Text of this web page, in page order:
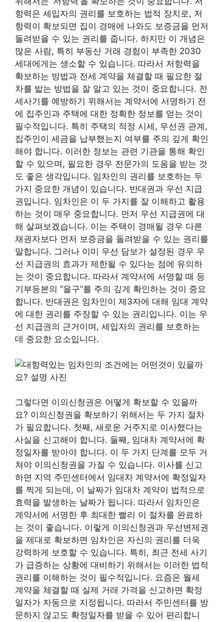
항력은 세입자의 권리를 보호하는 법적 장치로, 저
항력이 확보되면 집이 경매에 나와도 보증금을 먼저
돌려받을 수 있는 권리를 줍니다. 하지만 이 개념은
많은 사람, 특히 부동산 거래 경험이 부족한 2030
세대에게는 생소할 수 있습니다. 따라서 저항력을
확보하는 방법과 전세 계약을 체결할 때 필요한 절
차를 밟는 방법을 잘 알고 있는 것이 중요합니다. 전
세사기를 예방하기 위해서는 계약서에 서명하기 전
에 집주인과 주택에 대한 정확한 정보를 얻는 것이
필수적입니다. 특히 주택의 적정 시세, 우선권 관계,
집주인이 세금을 납부했는지 여부를 주의 깊게 확인
해야 합니다. 이러한 정보는 관련 기관을 통해 확인
할 수 있으며, 필요한 경우 전문가의 도움을 받는 것
도 좋은 생각입니다. 임차인의 권리를 보호하는 두
가지 중요한 개념이 있습니다. 반대권과 우선 지급
권입니다. 임차인은 이 두 가지를 잘 이해하고 활용
하는 것이 매우 중요합니다. 먼저 우선 지급권에 대
해 살펴보겠습니다. 이는 주택이 경매될 경우 다른
채권자보다 먼저 보증금을 돌려받을 수 있는 권리를
말합니다. 그러나 이미 우선 담보가 설정된 경우 우
선 지급권의 효과가 제한될 수 있다는 점에 유의하
는 것이 중요합니다. 따라서 계약서에 서명할 때 등
기부등본의 “을구”를 주의 깊게 확인하는 것이 중요
합니다. 반대권은 임차인이 제3자에 대해 임대 계약
에 대한 권리를 주장할 수 있는 권리입니다. 이는 우
선 지급권의 근거이며, 세입자의 권리를 보호하는
데 중요한 요소입니다.
그렇다면 이의신청권은 어떻게 확보할 수 있을까
요? 이의신청권을 확보하기 위해서는 두 가지 절차
가 필요합니다. 첫째, 새로운 거주지로 이사했다는
사실을 신고해야 합니다. 둘째, 임대차 계약서에 확
정일자를 받아야 합니다. 이 두 가지 단계를 모두 거
쳐야 이의신청권을 가질 수 있습니다. 이사를 신고
하면 지역 주민센터에서 임대차 계약서에 확정일자
를 찍게 되는데, 이 날짜가 임대차 계약이 법적으로
효력을 발생하는 날짜가 됩니다. 따라서 임차인은
계약서에 서명한 후 최대한 빨리 이 절차를 완료하
는 것이 좋습니다. 이렇게 이의신청권과 우선변제권
을 제대로 확보하면 임차인은 자신의 권리를 더욱
강력하게 보호할 수 있습니다. 특히, 최근 전세 사기
가 급증하는 상황에 대비하기 위해서는 이러한 법적
권리를 이해하는 것이 필수적입니다. 요즘은 월세
계약을 체결할 때 실제 거래 가격을 신고하면 확정
일자가 자동으로 지정됩니다. 따라서 주민센터를 방
문하지 않고도 확정일자를 받을 수 있어 편리합니